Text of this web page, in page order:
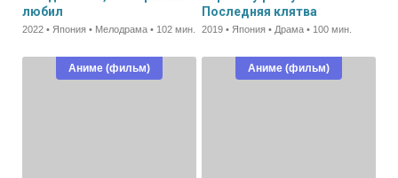
любил
2022 • Япония • Мелодрама • 102 мин.
Последняя клятва
2019 • Япония • Драма • 100 мин.
Аниме (фильм) Аниме (фильм)